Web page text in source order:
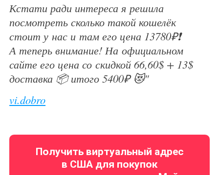
Кстати ради интереса я решила
посмотреть сколько такой кошелёк
стоит у нас и там его цена 13780₽❗️
А теперь внимание! На официальном
сайте его цена со скидкой 66,60$ + 13$
доставка 📦 итого 5400₽ 😻"
vi.dobro
Получить виртуальный адрес
в США для покупок